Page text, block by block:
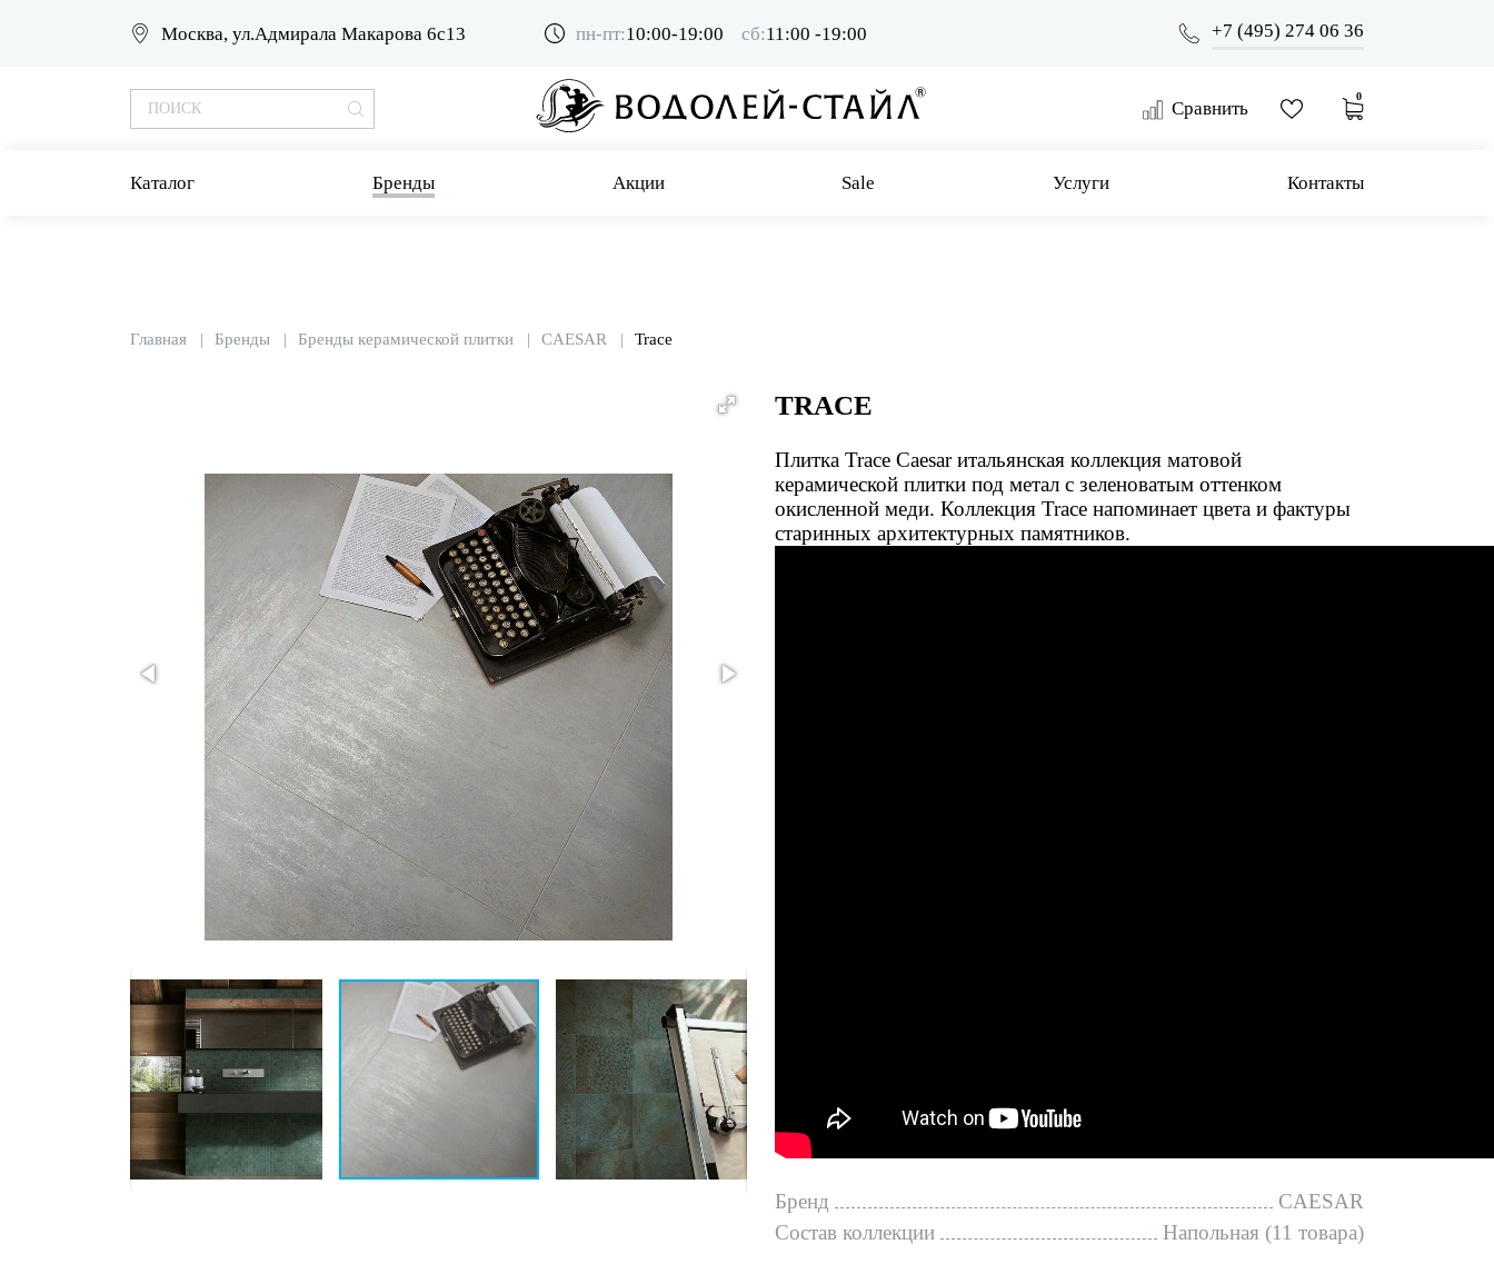
Москва, ул.Адмирала Макарова 6с13 пн-пт:10:00-19:00 сб:11:00 -19:00 +7 (495) 274 06 36
Сравнить
0
Каталог Бренды Акции Sale Услуги Контакты
Главная Бренды Бренды керамической плитки CAESAR Trace
TRACE
Плитка Trace Caesar итальянская коллекция матовой
керамической плитки под метал с зеленоватым оттенком
окисленной меди. Коллекция Trace напоминает цвета и фактуры
старинных архитектурных памятников.
Бренд
CAESAR
Состав коллекции
Напольная (11 товара)